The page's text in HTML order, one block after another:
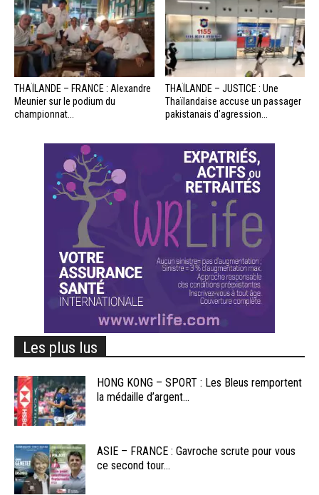
THAÏLANDE – FRANCE : Alexandre
Meunier sur le podium du
championnat...
THAÏLANDE – JUSTICE : Une
Thaïlandaise accuse un passager
pakistanais d’agression...
Les plus lus
HONG KONG – SPORT : Les Bleus remportent
la médaille d’argent...
ASIE – FRANCE : Gavroche scrute pour vous
ce second tour...